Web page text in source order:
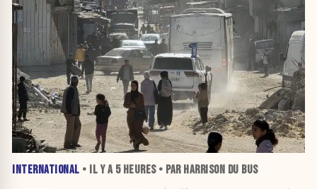
INTERNATIONAL • IL Y A 5 HEURES• PAR HARRISON DU BUS